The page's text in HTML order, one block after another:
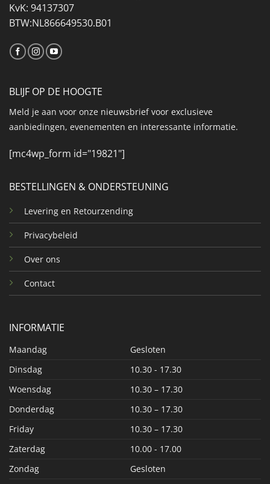
KvK: 94137307
BTW:NL866649530.B01
BESTELLINGEN & ONDERSTEUNING
Levering en Retourzending
Privacybeleid
Over ons
Contact
INFORMATIE
Maandag
Gesloten
Dinsdag
10.30 - 17.30
Woensdag
10.30 – 17.30
Donderdag
10.30 – 17.30
Friday
10.30 – 17.30
Zaterdag
10.00 - 17.00
Zondag
Gesloten
BLIJF OP DE HOOGTE
Meld je aan voor onze nieuwsbrief voor exclusieve
aanbiedingen, evenementen en interessante informatie.
[mc4wp_form id="19821"]